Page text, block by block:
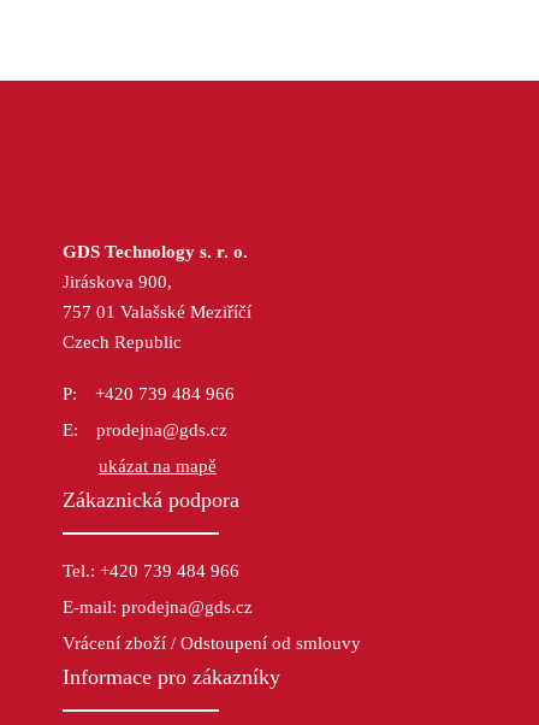
GDS Technology s. r. o.
Jiráskova 900,
757 01 Valašské Meziříčí
Czech Republic
+420 739 484 966
prodejna@gds.cz
ukázat na mapě
Zákaznická podpora
Tel.: +420 739 484 966
E-mail: prodejna@gds.cz
Vrácení zboží / Odstoupení od smlouvy
Informace pro zákazníky